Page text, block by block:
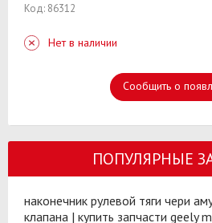
Код: 86312
Нет в наличии
Сообщить о
ПОПУЛЯРНЫЕ
наконечник рулевой тяги чери
клапана | купить запчасти geely